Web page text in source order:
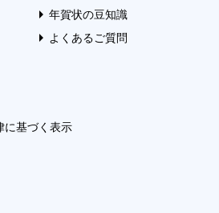
年賀状の豆知識
よくあるご質問
に基づく表示